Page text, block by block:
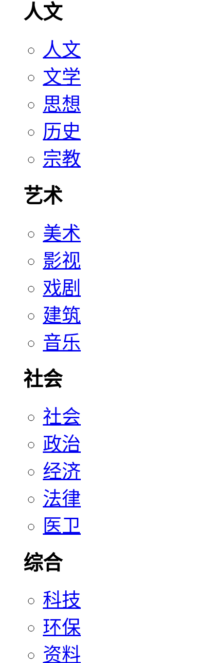
人文
人文
文学
思想
历史
宗教
艺术
美术
影视
戏剧
建筑
音乐
社会
社会
政治
经济
法律
医卫
综合
科技
环保
资料